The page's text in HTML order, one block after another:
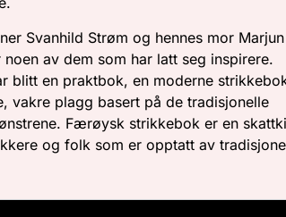
Svanhild Strøm og hennes mor Marjun
noen av dem som har latt seg inspirere.
blitt en praktbok, en moderne
vakre plagg basert på de tradisjonelle
Færøysk strikkebok er en
og folk som er opptatt av